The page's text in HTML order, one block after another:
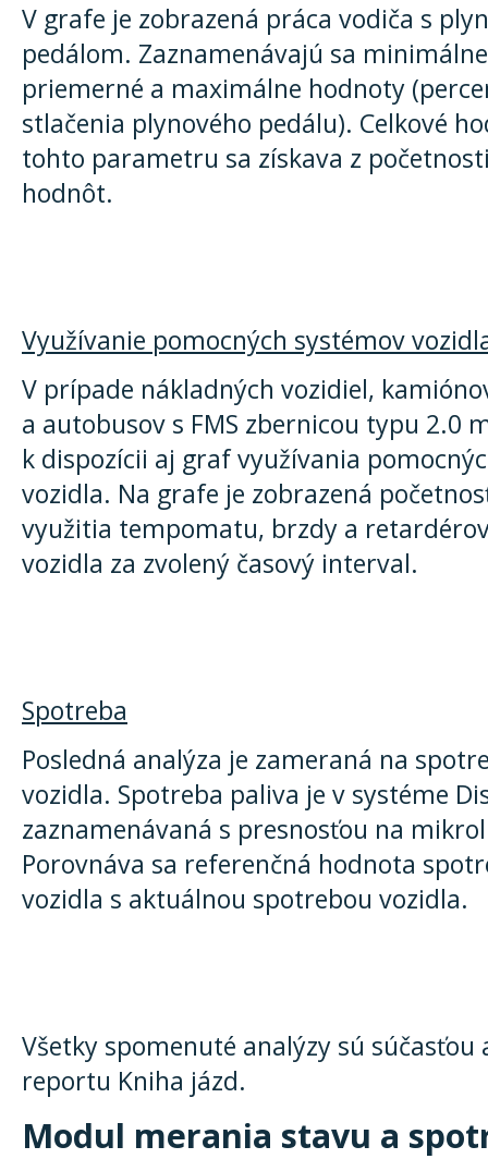
V grafe je zobrazená práca vodiča s
pedálom. Zaznamenávajú sa
priemerné a maximálne hodnoty
stlačenia plynového pedálu). Celkové
tohto parametru sa získava z
hodnôt.
Využívanie pomocných systémov
V prípade nákladných vozidiel,
a autobusov s FMS zbernicou typu 2.0
k dispozícii aj graf využívania
vozidla. Na grafe je zobrazená
využitia tempomatu, brzdy a
vozidla za zvolený časový interval.
Spotreba
Posledná analýza je zameraná na
vozidla. Spotreba paliva je v systéme
zaznamenávaná s presnosťou na
Porovnáva sa referenčná hodnota
vozidla s aktuálnou spotrebou vozidla.
Všetky spomenuté analýzy sú súčasťou
reportu Kniha jázd.
Modul merania stavu a